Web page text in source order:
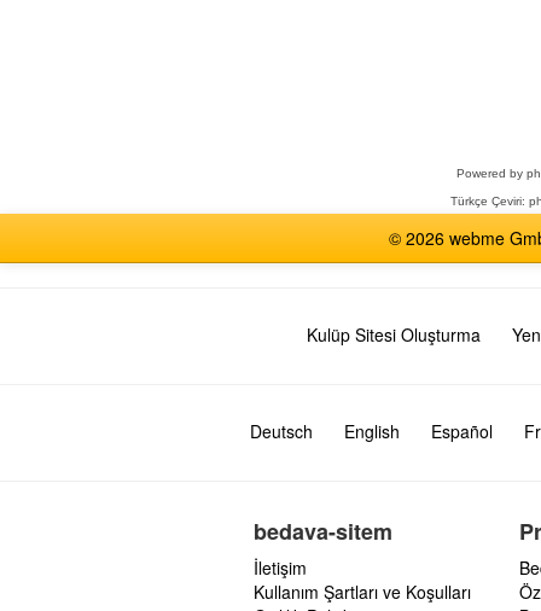
Powered by
Türkçe Çeviri:
© 2026 webme
Kulüp Sitesi Oluşturma
Deutsch English Español
bedava-sitem
İletişim
Kullanım Şartları ve Koşulları